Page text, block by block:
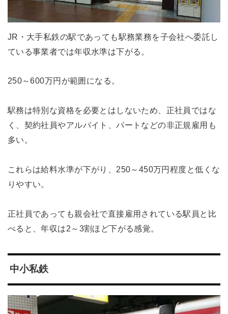
JR・大手私鉄の駅であっても駅務業務を子会社へ委託し
ている事業者では年収水準は下がる。
250～600万円が範囲になる。
駅務は特別な資格を必要とはしないため、正社員ではな
く、契約社員やアルバイト、パートなどの非正規雇用も
多い。
これらは給料水準が下がり、250～450万円程度と低くな
りやすい。
正社員であっても親会社で直接雇用されている駅員と比
べると、年収は2～3割ほど下がる感覚。
中小私鉄